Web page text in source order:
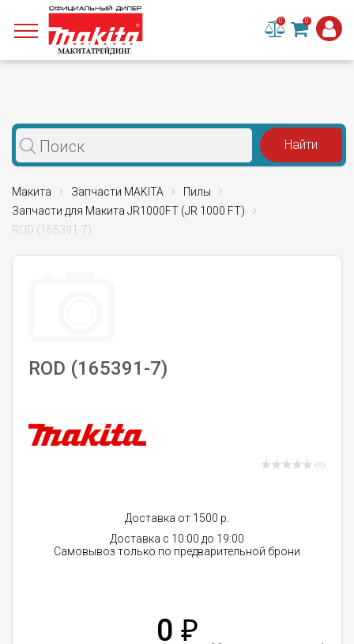
0 0
Макита Запчасти MAKITA
Пилы
Запчасти для Макита JR1000FT (JR 1000 FT)
ROD (165391-7)
ROD (165391-7)
( 0 )
Доставка от 1500 р.
Доставка с 10:00 до 19:00
Самовывоз только по предварительной брони
0 ₽